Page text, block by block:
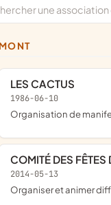
LES CACTUS
1986-06-10
organisation de
COMITÉ DES
2014-05-13
organiser et animer